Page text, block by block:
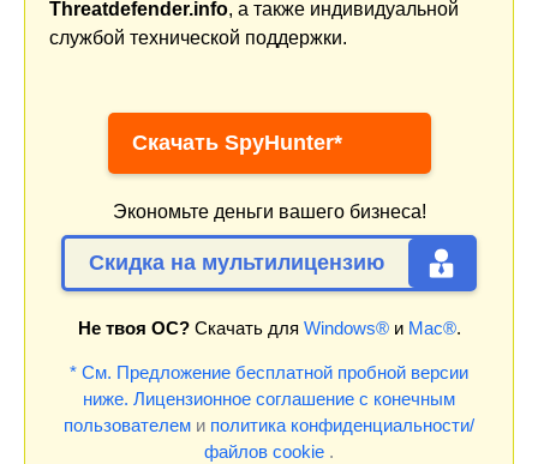
Threatdefender.info, а также индивидуальной
службой технической поддержки.
Скачать SpyHunter*
Экономьте деньги вашего бизнеса!
Скидка на мультилицензию
Не твоя ОС?Скачать для Windows®и Mac®.
* См. Предложение бесплатной пробной версии
ниже. Лицензионное соглашение с конечным
пользователем и политика конфиденциальности/
файлов cookie .